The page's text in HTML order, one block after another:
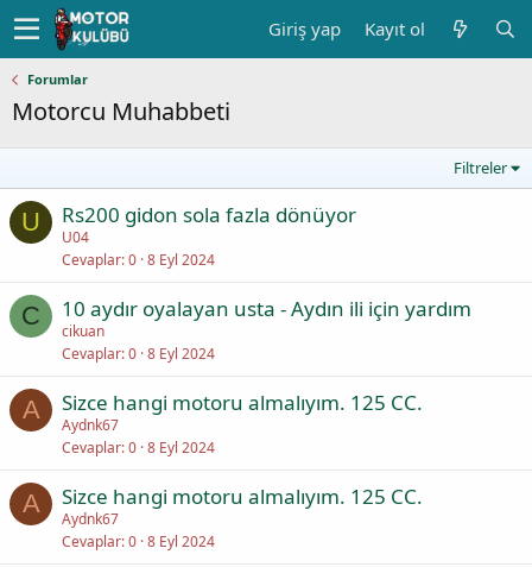
Giriş yap Kayıt ol
Forumlar
Motorcu Muhabbeti
Filtreler
U Rs200 gidon sola fazla dönüyor
U04
Cevaplar 0 8 Eyl 2024
C 10 aydır oyalayan usta - Aydın ili için yardım
cikuan
Cevaplar 0 8 Eyl 2024
A Sizce hangi motoru almalıyım. 125 CC.
Aydnk67
Cevaplar 0 8 Eyl 2024
A Sizce hangi motoru almalıyım. 125 CC.
Aydnk67
Cevaplar 0 8 Eyl 2024